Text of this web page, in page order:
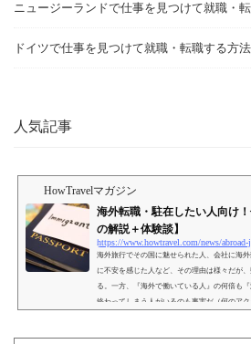
ニュージーランドで仕事を見つけて就職・
ドイツで仕事を見つけて就職・転職する方
人気記事
HowTravelマガジン
海外転職・駐在したい人向け
の解説＋体験談】
https://www.howtravel.com/news/abroad-
海外旅行でその国に魅せられた人、会社に海
に不安を感じた人など、その理由は様々だが
る。一方、『海外で働いている人』の何倍も
終わってしまう人がいるのも事実だ（何のア